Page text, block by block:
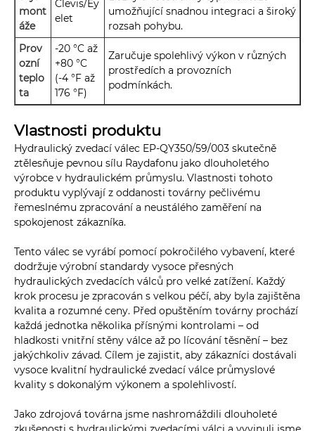
mont
áže
Clevis/Ey
elet
umožňující snadnou integraci a široký
rozsah pohybu.
Prov
ozní
teplo
ta
-20 °C až
+80 °C
(-4 °F až
176 °F)
Zaručuje spolehlivý výkon v různých
prostředích a provozních
podmínkách.
Vlastnosti produktu
Hydraulický zvedací válec EP-QY350/59/003 skutečně
ztělesňuje pevnou sílu Raydafonu jako dlouholetého
výrobce v hydraulickém průmyslu. Vlastnosti tohoto
produktu vyplývají z oddanosti továrny pečlivému
řemeslnému zpracování a neustálého zaměření na
spokojenost zákazníka.
Tento válec se vyrábí pomocí pokročilého vybavení, které
dodržuje výrobní standardy vysoce přesných
hydraulických zvedacích válců pro velké zatížení. Každý
krok procesu je zpracován s velkou péčí, aby byla zajištěna
kvalita a rozumné ceny. Před opuštěním továrny prochází
každá jednotka několika přísnými kontrolami – od
hladkosti vnitřní stěny válce až po lícování těsnění – bez
jakýchkoliv závad. Cílem je zajistit, aby zákazníci dostávali
vysoce kvalitní hydraulické zvedací válce průmyslové
kvality s dokonalým výkonem a spolehlivostí.
Jako zdrojová továrna jsme nashromáždili dlouholeté